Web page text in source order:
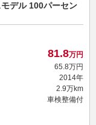
デル 100パーセン
81.8万円
65.8万円
2014年
2.9万km
車検整備付